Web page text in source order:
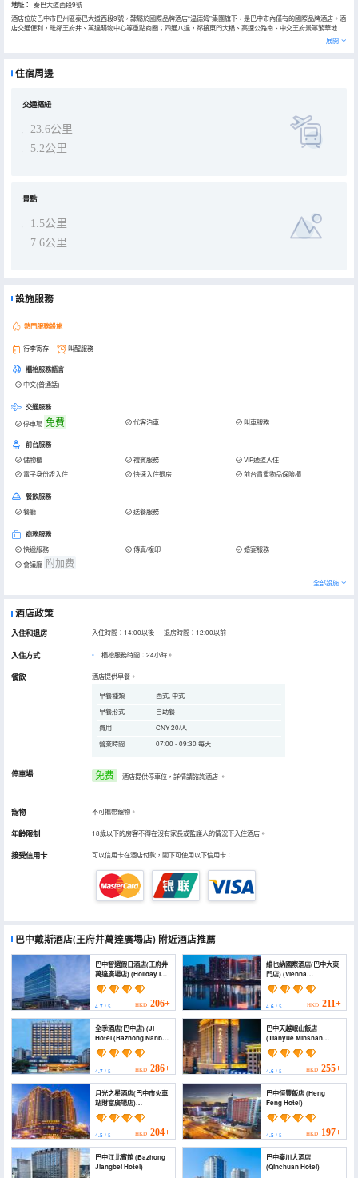
地址：
秦巴大道西段9號
酒店位於巴中市巴州區秦巴大道西段9號，隸屬於國際品牌酒店“温德姆”集團旗下，是巴中市內僅有的國際品牌酒店。酒
店交通便利，毗鄰王府井、萬達購物中心等重點商圈；四通八達，鄰接東門大橋、高速公路南、中交王府景等繁華地
標，出行便捷，購物方便，娛樂齊全。 酒店按星級標準打造，提供住宿、餐飲、足浴、會議、棋牌等一體化服務，擁有
專業化、高品質服務團隊100餘人，包含各類舒適客房，擁有免費停車場......可滿足吃、住、行、遊、娛等多元化需求。
洽談、壽婚滿月等各類宴請，手藝精湛的廚師團隊帶您領略舌尖上的美味佳餚，滿足您的各類用餐需要。 2、住： 酒店
睡眠。 客房設計美觀舒適，房內配套設施完善，有線電視、無線WIFI、中央空調、保險箱、迷你吧、藍牙音箱、充電器
等一應俱全，同時為您提供叫醒服務、送餐服務、送物服務等，熱情周到的服務團隊讓您的每一次入住，都有一種賓至
如歸的感覺。 3、行： 酒店地理位置優越，交通出行便利。距離巴中南高速收費站，車程5分鐘；距離巴中火車站車程
12分鐘；距離巴中恩陽機場車程35分鐘，門口即可打出租車，酒店左轉/右轉800米，均有公交車站台。 4、遊： ☆ 光
霧山：國家AAAA級景區，距離酒店車程2小時，被聯合國教科文組織執行局第204全會批准成為我國第三十六個世界地
質公園，春觀杜鵑，秋賞紅葉，冬嬉冰雪，有詩云：“光霧看山，九寨看水，山水不全看，不算到四川”。 ☆ 諾水河：國
中南龕摩崖造像。 ☆將帥碑林：距酒店車程10分鐘，紀念和緬懷中國工農紅軍第四方面軍將士的豐功偉績。 5、娛/
引領先進，兼顧傳統的養生足浴文化，倡導綠色健康生活理念， 為您營造出温馨、舒適、尊貴的享受空間，是您休閒、
養生、商務洽談的理想選擇。 酒店棋牌休閒中心，位於酒店9樓，均設獨立包間，三五朋友放鬆休閒娛樂…… 同時，酒
店緊鄰王府井、萬達兩大購物中心，一站購娛，快捷無限，全方位滿足您的各種休閒娛樂需求。
展開
住宿周邊
交通樞紐
23.6公里
5.2公里
景點
1.5公里
7.6公里
設施服務
熱門服務設施
行李寄存 叫醒服務
櫃枱服務語言
中文(普通話)
交通服務
停車場 免費 代客泊車 叫車服務
前台服務
儲物櫃 禮賓服務
VIP通道入住
電子身份證入住
快速入住退房 前台貴重物品保險櫃
餐飲服務
餐廳 送餐服務
商務服務
快遞服務 傳真/複印
婚宴服務
會議廳 附加费
全部設施
酒店政策
入住和退房 入住時間：14:00以後 退房時間：12:00以前
入住方式 櫃枱服務時間：24小時。
餐飲 酒店提供早餐。
早餐種類
西式, 中式
早餐形式
自助餐
費用
CNY 20/人
營業時間
07:00 - 09:30 每天
停車場 免费 酒店提供停車位，詳情請諮詢酒店 。
寵物 不可攜帶寵物。
年齡限制 18歲以下的房客不得在沒有家長或監護人的情況下入住酒店。
接受信用卡 可以信用卡在酒店付款，閣下可使用以下信用卡：
巴中戴斯酒店(王府井萬達廣場店) 附近酒店推薦
巴中智選假日酒店(王府井
萬達廣場店) (Holiday Inn
Express BAZHONG
CENTER by IHG)
4.7 / 5 HKD 206+
維也納國際酒店(巴中大東
門店) (Vienna
International Hotel
(Bazhong Dadongmen))
4.6/ 5 HKD 211+
全季酒店(巴中店) (JI
Hotel (Bazhong Nanba
Branch))
4.7 / 5 HKD 286+
巴中天越岷山飯店
(Tianyue Minshan
Hotel)
4.6/ 5 HKD 255+
月光之星酒店(巴中市火車
站財富廣場店)
(Moonlight Star Hotel)
4.5 / 5 HKD 204+
巴中恒豐飯店 (Heng
Feng Hotel)
4.5/ 5 HKD 197+
巴中江北賓館 (Bazhong
Jiangbei Hotel)
巴中秦川大酒店
(Qinchuan Hotel)